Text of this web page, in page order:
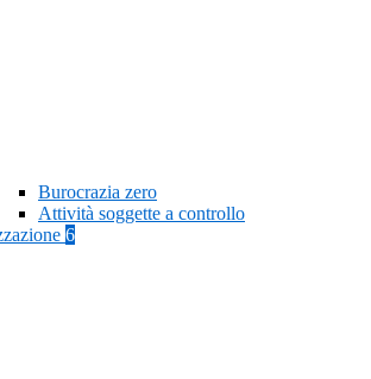
Burocrazia zero
Attività soggette a controllo
6